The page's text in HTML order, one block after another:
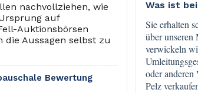
nachvollziehen, wie
auf
Auktionsbörsen
die Aussagen selbst zu
Bewertung
Was ist
Sie erhalten
über
verwickeln
oder anderen
Pelz